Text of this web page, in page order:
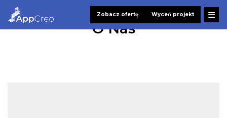
Zobacz ofertę Wyceń projekt
O Nas